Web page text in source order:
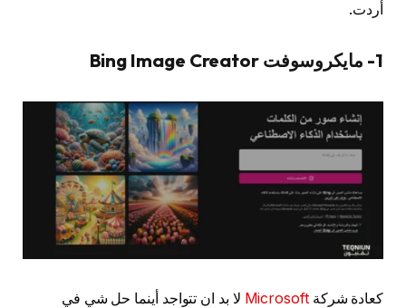
أردت.
1- مايكروسوفت Bing Image Creator
كعادة شركةMicrosoft لا بد ان تتواجد أينما حل شي في